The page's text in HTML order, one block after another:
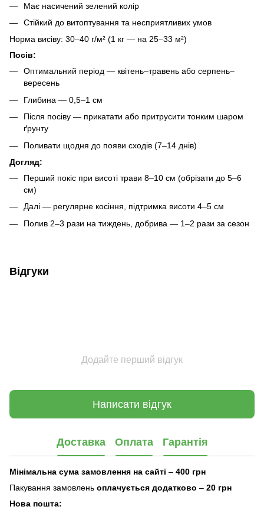
Має насичений зелений колір
Стійкий до витоптування та несприятливих умов
Норма висіву: 30–40 г/м² (1 кг — на 25–33 м²)
Посів:
Оптимальний період — квітень–травень або серпень–
вересень
Глибина — 0,5–1 см
Після посіву — прикатати або притрусити тонким шаром
ґрунту
Поливати щодня до появи сходів (7–14 днів)
Догляд:
Перший покіс при висоті трави 8–10 см (обрізати до 5–6
см)
Далі — регулярне косіння, підтримка висоти 4–5 см
Полив 2–3 рази на тиждень, добрива — 1–2 рази за сезон
Відгуки
Додайте перший відгук
Написати відгук
Доставка Оплата Гарантія
Мінімальна сума замовлення на сайті – 400 грн
Пакування замовлень оплачується додатково – 20 грн
Нова пошта: